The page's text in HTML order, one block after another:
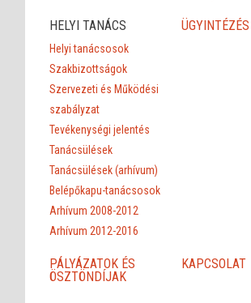
HELYI TANÁCS
Helyi tanácsosok
Szakbizottságok
Szervezeti és Működési
szabályzat
Tevékenységi jelentés
Tanácsülések
Tanácsülések (arhívum)
Belépőkapu-tanácsosok
Arhívum 2008-2012
Arhívum 2012-2016
ÜGYINTÉZÉS
PÁLYÁZATOK ÉS
ÖSZTÖNDÍJAK
KAPCSOLAT